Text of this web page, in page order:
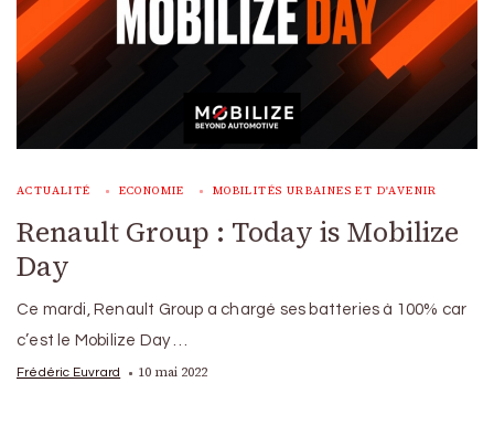
ACTUALITÉ ECONOMIE MOBILITÉS URBAINES ET D'AVENIR
Renault Group : Today is Mobilize
Day
Ce mardi, Renault Group a chargé ses batteries à 100% car
c’est le Mobilize Day …
Frédéric Euvrard 10 mai 2022